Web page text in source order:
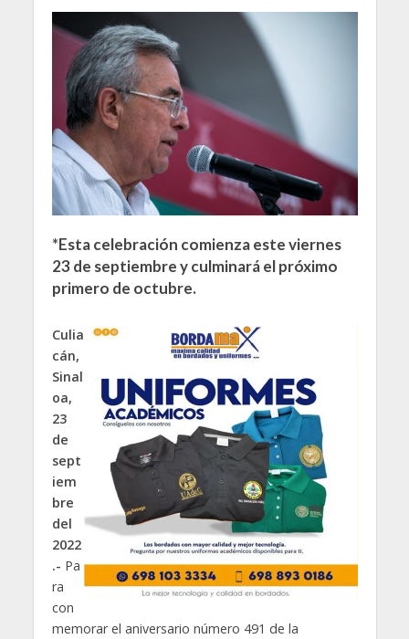
*Esta celebración comienza este viernes
23 de septiembre y culminará el próximo
primero de octubre.
Culia
cán,
Sinal
oa,
23
de
sept
iem
bre
del
2022
.- Pa
ra
con
memorar el aniversario número 491 de la